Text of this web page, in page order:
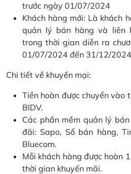
trước ngày 01/07/2024
Khách hàng mới: Là khách
quản lý bán hàng và liên
trong thời gian diễn ra
01/07/2024 đến 31/12/
Chi tiết về khuyến mại:
Tiền hoàn được chuyển vào
BIDV.
Các phần mềm quản lý
đãi: Sapo, Sổ bán hàng,
Bluecom.
Mỗi khách hàng được hoàn
thời gian khuyến mãi.